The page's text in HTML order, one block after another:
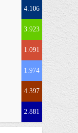
4.106
3.923
1.091
1.974
4.397
2.881